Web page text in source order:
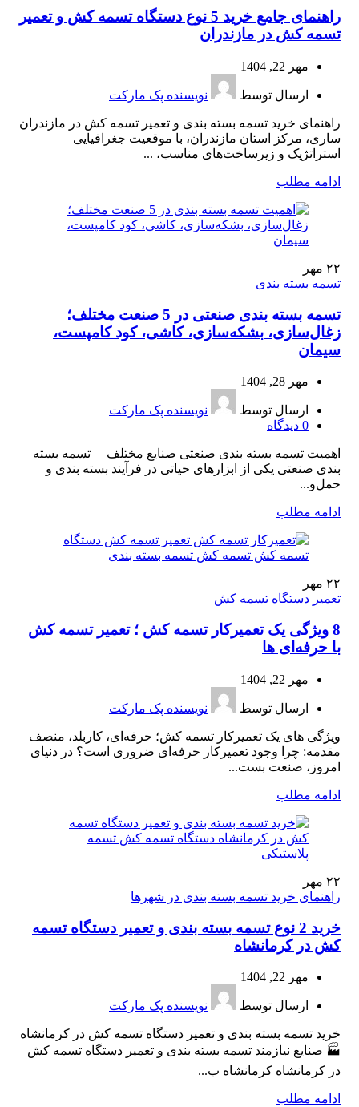
راهنمای جامع خرید 5 نوع دستگاه تسمه کش و تعمیر
تسمه کش در مازندران
مهر 22, 1404
ارسال توسط نویسنده پک مارکت
راهنمای خرید تسمه بسته بندی و تعمیر تسمه کش در مازندران
ساری، مرکز استان مازندران، با موقعیت جغرافیایی
استراتژیک و زیرساخت‌های مناسب، ...
ادامه مطلب
۲۲ مهر
تسمه بسته بندی
تسمه بسته بندی صنعتی در 5 صنعت مختلف؛
زغال‌سازی، بشکه‌سازی، کاشی، کود کامپست،
سیمان
مهر 28, 1404
ارسال توسط
نویسنده پک مارکت
0 دیدگاه
اهمیت تسمه بسته بندی صنعتی صنایع مختلف تسمه بسته
بندی صنعتی یکی از ابزارهای حیاتی در فرآیند بسته‌ بندی و
حمل‌و...
ادامه مطلب
۲۲ مهر
تعمیر دستگاه تسمه کش
8 ویژگی یک تعمیرکار تسمه کش ؛ تعمیر تسمه کش
با حرفه‌ای ها
مهر 22, 1404
ارسال توسط نویسنده پک مارکت
ویژگی های یک تعمیرکار تسمه کش؛ حرفه‌ای، کاربلد، منصف
مقدمه: چرا وجود تعمیرکار حرفه‌ای ضروری است؟ در دنیای
امروز، صنعت بست...
ادامه مطلب
۲۲ مهر
راهنمای خرید تسمه بسته بندی در شهرها
خرید 2 نوع تسمه بسته بندی و تعمیر دستگاه تسمه
کش در کرمانشاه
مهر 22, 1404
ارسال توسط نویسنده پک مارکت
خرید تسمه بسته بندی و تعمیر دستگاه تسمه کش در کرمانشاه
🏭 صنایع نیازمند تسمه بسته بندی و تعمیر دستگاه‌ تسمه‌ کش
در کرمانشاه کرمانشاه ب...
ادامه مطلب